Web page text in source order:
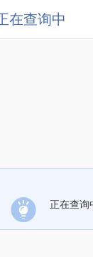
在查询中
正在查询